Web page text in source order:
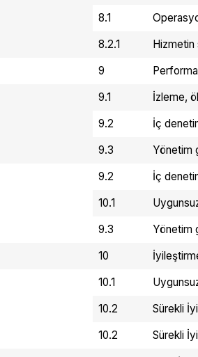
8.1
8.2.1
Hizmetin
9
9.1
İzleme,
9.2
İç
9.3
Yönetim
9.2
İç
10.1
9.3
Yönetim
10
10.1
10.2
Sürekli
10.2
Sürekli